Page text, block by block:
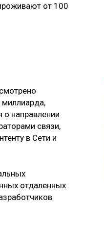
от 100
направлении
связи,
в Сети и
отдаленных